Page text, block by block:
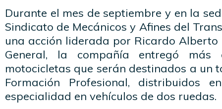
Durante el mes de septiembre y en la
Sindicato de Mecánicos y Afines del
una acción liderada por Ricardo Alberto
General, la compañía entregó
motocicletas que serán destinados a un
Formación Profesional, distribuidos
especialidad en vehículos de dos ruedas.